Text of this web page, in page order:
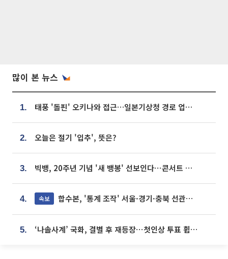
많이 본 뉴스
1. 태풍 '돌핀' 오키나와 접근…일본기상청 경로 업데이트
2. 오늘은 절기 '입추', 뜻은?
3. 빅뱅, 20주년 기념 '새 뱅봉' 선보인다⋯콘서트 앞두고 팝업 개최
4. 속보 합수본, '통계 조작' 서울·경기·충북 선관위 등 추가 압수수색
5. ‘나솔사계’ 국화, 결별 후 재등장⋯첫인상 투표 휩쓸고 ‘인기녀’ 등극